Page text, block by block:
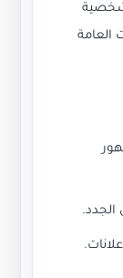
شخصية
العامة
الجدد.